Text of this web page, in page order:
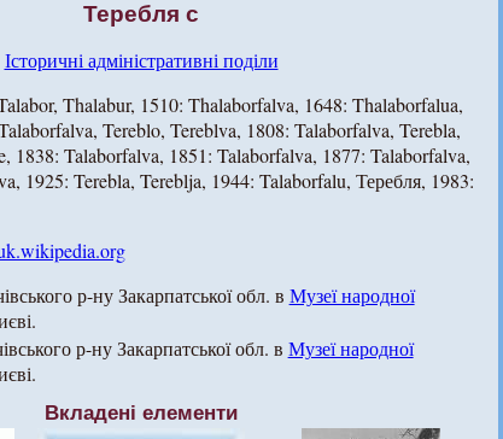
Теребля с
Історичні адміністративні поділи
Thalabur, 1510: Thalaborfalva, 1648: Thalaborfalua,
Tereblo, Tereblva, 1808: Talaborfalva, Terebla,
1838: Talaborfalva, 1851: Talaborfalva, 1877: Talaborfalva,
1925: Terebla, Tereblja, 1944: Talaborfalu, Теребля, 1983:
р-ну Закарпатської обл. в Музеї народної
р-ну Закарпатської обл. в Музеї народної
Вкладені елементи